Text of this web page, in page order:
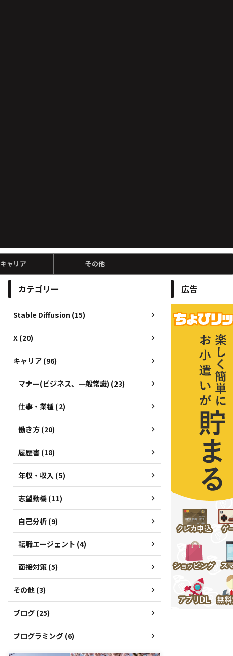
キャリア その他
カテゴリー
Stable Diffusion (15)
X (20)
キャリア (96)
マナー(ビジネス、一般常識) (23)
仕事・業種 (2)
働き方 (20)
履歴書 (18)
年収・収入 (5)
志望動機 (11)
自己分析 (9)
転職エージェント (4)
面接対策 (5)
その他 (3)
ブログ (25)
プログラミング (6)
広告